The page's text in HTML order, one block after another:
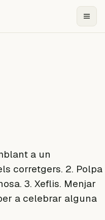
a un
corretgers. 2. Polpa
3. Xeflis. Menjar
a celebrar alguna